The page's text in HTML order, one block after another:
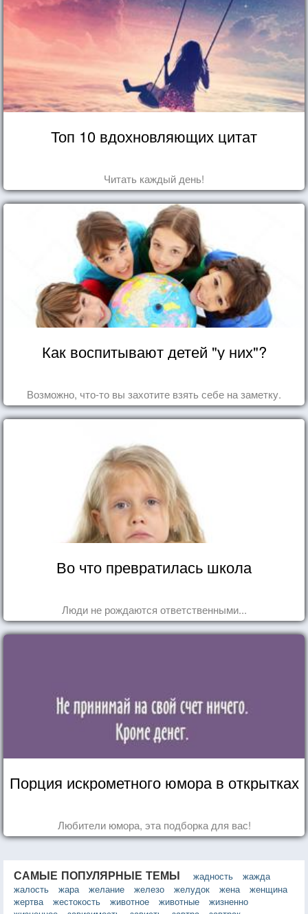
Топ 10 вдохновляющих цитат
Читать каждый день!
Как воспитывают детей "у них"?
Возможно, что-то вы захотите взять себе на заметку.
Во что превратилась школа
Люди не рождаются ответственными...
Порция искрометного юмора в открытках
Любители юмора, эта подборка для вас!
САМЫЕ ПОПУЛЯРНЫЕ ТЕМЫ жадность
жажда
жалость
жара желание железо желудок жена
женщина
жертва
жестокость животное животные
жизненно